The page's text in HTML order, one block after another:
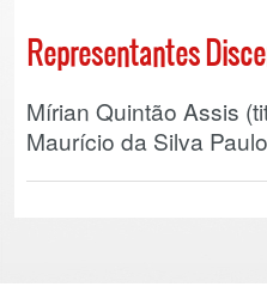
Representantes
Mírian Quintão Assis
Maurício da Silva